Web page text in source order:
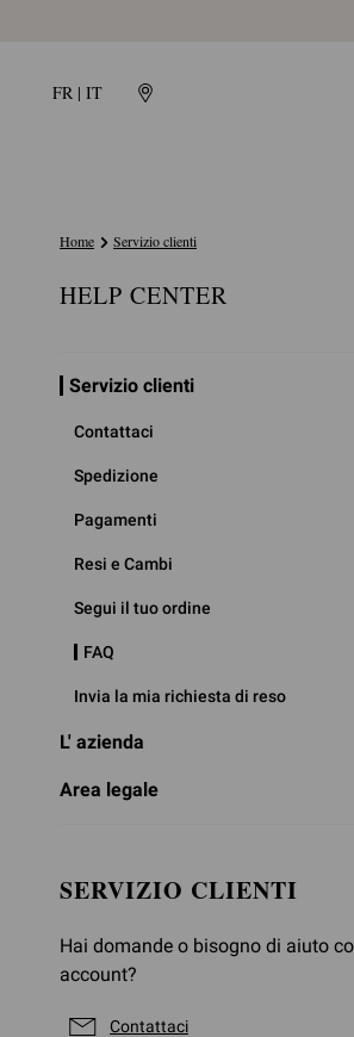
FR | IT
Home Servizio clienti
HELP CENTER
Servizio clienti
Contattaci
Spedizione
Pagamenti
Resi e Cambi
Segui il tuo ordine
FAQ
Invia la mia richiesta di reso
L' azienda
Area legale
SERVIZIO CLIENTI
Hai domande o bisogno di aiuto
account?
Contattaci